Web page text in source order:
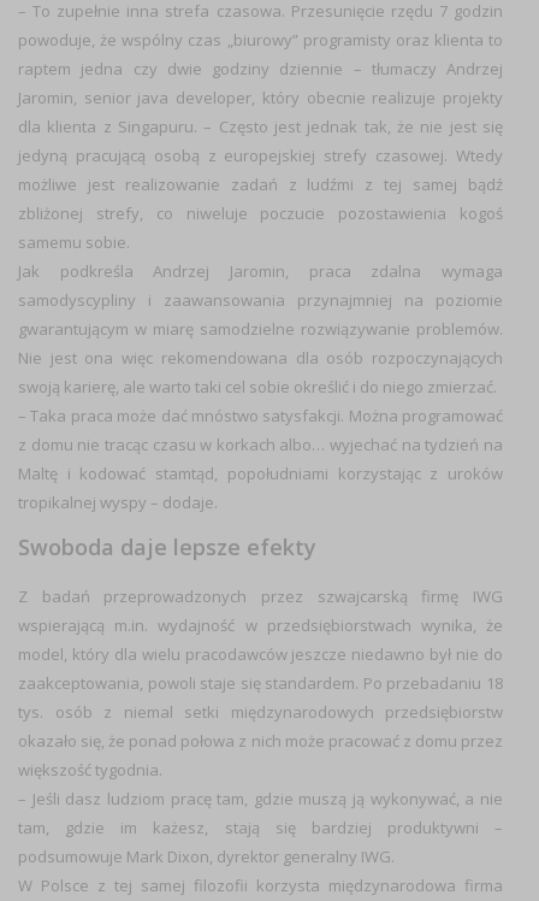
–To zupełnie inna strefa czasowa. Przesunięcie rzędu 7 godzin
powoduje, że wspólny czas „biurowy” programisty oraz klienta to
raptem jedna czy dwie godziny dziennie – tłumaczy Andrzej
Jaromin, senior java developer, który obecnie realizuje projekty
dla klienta z Singapuru. – Często jest jednak tak, że nie jest się
jedyną pracującą osobą z europejskiej strefy czasowej. Wtedy
możliwe jest realizowanie zadań z ludźmi z tej samej bądź
zbliżonej strefy, co niweluje poczucie pozostawienia kogoś
samemu sobie.
Jak podkreśla Andrzej Jaromin, praca zdalna wymaga
samodyscypliny i zaawansowania przynajmniej na poziomie
gwarantującym w miarę samodzielne rozwiązywanie problemów.
Nie jest ona więc rekomendowana dla osób rozpoczynających
swoją karierę, ale warto taki cel sobie określić i do niego zmierzać.
–Taka praca może dać mnóstwo satysfakcji. Można programować
z domu nie tracąc czasu w korkach albo… wyjechać na tydzień na
Maltę i kodować stamtąd, popołudniami korzystając z uroków
tropikalnej wyspy – dodaje.
Swoboda daje lepsze efekty
Z badań przeprowadzonych przez szwajcarską firmę IWG
wspierającą m.in. wydajność w przedsiębiorstwach wynika, że
model, który dla wielu pracodawców jeszcze niedawno był nie do
zaakceptowania, powoli staje się standardem. Po przebadaniu 18
tys. osób z niemal setki międzynarodowych przedsiębiorstw
okazało się, że ponad połowa z nich może pracować z domu przez
większość tygodnia.
– Jeśli dasz ludziom pracę tam, gdzie muszą ją wykonywać, a nie
tam, gdzie im każesz, stają się bardziej produktywni –
podsumowuje Mark Dixon, dyrektor generalny IWG.
W Polsce z tej samej filozofii korzysta międzynarodowa firma